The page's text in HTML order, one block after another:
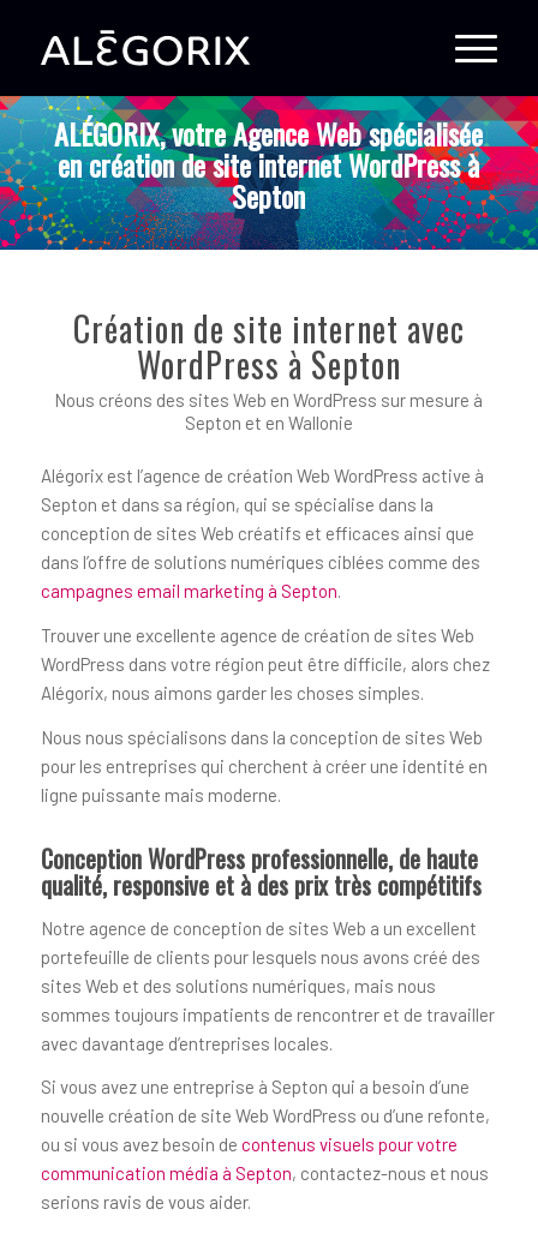
ALÉGORIX, votre Agence Web spécialisée
en création de site internet WordPress à
Septon
Création de site internet avec
WordPress à Septon
Nous créons des sites Web en WordPress sur mesure à
Septon et en Wallonie
Alégorix est l’agence de création Web WordPress active à
Septon et dans sa région, qui se spécialise dans la
conception de sites Web créatifs et efficaces ainsi que
dans l’offre de solutions numériques ciblées comme des
campagnes email marketing à Septon.
Trouver une excellente agence de création de sites Web
WordPress dans votre région peut être difficile, alors chez
Alégorix, nous aimons garder les choses simples.
Nous nous spécialisons dans la conception de sites Web
pour les entreprises qui cherchent à créer une identité en
ligne puissante mais moderne.
Conception WordPress professionnelle, de haute
qualité, responsive et à des prix très compétitifs
Notre agence de conception de sites Web a un excellent
portefeuille de clients pour lesquels nous avons créé des
sites Web et des solutions numériques, mais nous
sommes toujours impatients de rencontrer et de travailler
avec davantage d’entreprises locales.
Si vous avez une entreprise à Septon qui a besoin d’une
nouvelle création de site Web WordPress ou d’une refonte,
ou si vous avez besoin de contenus visuels pour votre
communication média à Septon, contactez-nous et nous
serions ravis de vous aider.